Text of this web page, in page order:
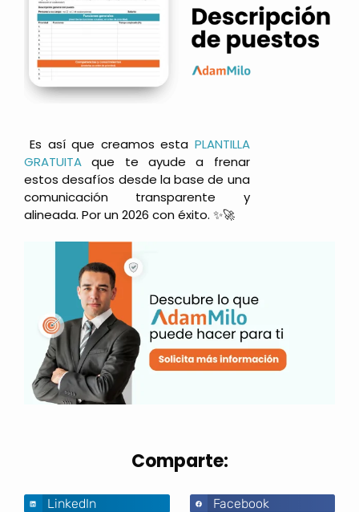
Es así que creamos esta PLANTILLA
GRATUITA que te ayude a frenar
estos desafíos desde la base de una
comunicación transparente y
alineada. Por un 2026 con éxito. ✨🚀
Comparte:
LinkedIn
Facebook